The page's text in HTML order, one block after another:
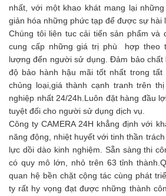
nhất, với một khao khát mang lại
giản hóa những phức tạp để được sự hài
Chúng tôi liên tuc cải tiến sản phẩm và
cung cấp những giá trị phù hợp theo
lượng đến người sử dụng. Đảm bảo
độ bảo hành hậu mãi tốt nhất trong tất
chủng loại,giá thành cạnh tranh trên
nghiệp nhất 24/24h.Luôn đặt hàng đầu
tuyệt đối cho người sử dụng dịch vụ.
Công ty CAMERA 24H khẳng định với
năng động, nhiệt huyết với tinh thần
lực dồi dào kinh nghiệm. Sẵn sàng thi
có quy mô lớn, nhỏ trên 63 tỉnh
quan hệ bền chặt cộng tác cùng phát
ty rất hy vọng đạt được những thành